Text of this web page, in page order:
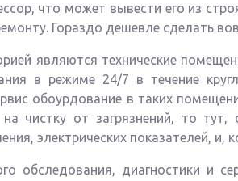
что может вывести его из
Гораздо дешевле сделать
являются технические
в режиме 24/7 в течение
обоурдование в таких
на чистку от загрязнений, то
электрических показателей, и,
обследования, диагностики и